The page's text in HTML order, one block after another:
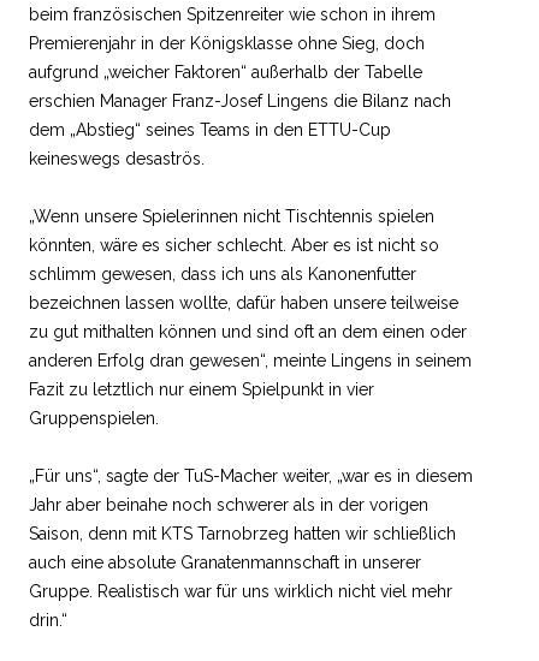
beim französischen Spitzenreiter wie schon in ihrem
Premierenjahr in der Königsklasse ohne Sieg, doch
aufgrund „weicher Faktoren“ außerhalb der Tabelle
erschien Manager Franz-Josef Lingens die Bilanz nach
dem „Abstieg“ seines Teams in den ETTU-Cup
keineswegs desaströs.
„Wenn unsere Spielerinnen nicht Tischtennis spielen
könnten, wäre es sicher schlecht. Aber es ist nicht so
schlimm gewesen, dass ich uns als Kanonenfutter
bezeichnen lassen wollte, dafür haben unsere teilweise
zu gut mithalten können und sind oft an dem einen oder
anderen Erfolg dran gewesen“, meinte Lingens in seinem
Fazit zu letztlich nur einem Spielpunkt in vier
Gruppenspielen.
„Für uns“, sagte der TuS-Macher weiter, „war es in diesem
Jahr aber beinahe noch schwerer als in der vorigen
Saison, denn mit KTS Tarnobrzeg hatten wir schließlich
auch eine absolute Granatenmannschaft in unserer
Gruppe. Realistisch war für uns wirklich nicht viel mehr
drin.“